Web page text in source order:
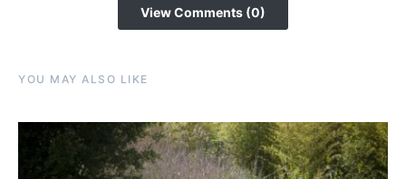
View Comments (0)
YOU MAY ALSO LIKE